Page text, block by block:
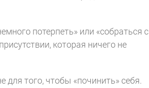
потерпеть» или «собраться с
которая ничего не
для того, чтобы «починить» себя.